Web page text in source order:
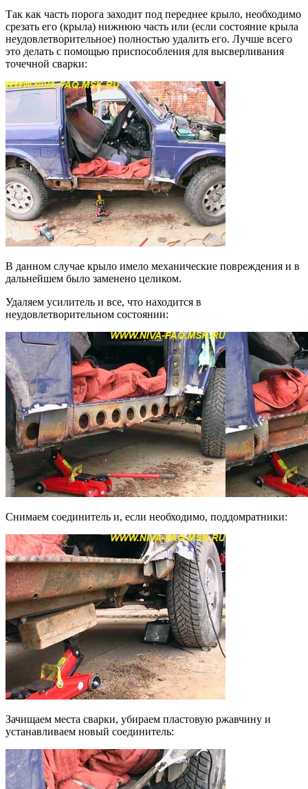
Так как часть порога заходит под переднее крыло, необходимо
срезать его (крыла) нижнюю часть или (если состояние крыла
неудовлетворительное) полностью удалить его. Лучше всего
это делать с помощью приспособления для высверливания
точечной сварки:
В данном случае крыло имело механические повреждения и в
дальнейшем было заменено целиком.
Удаляем усилитель и все, что находится в
неудовлетворительном состоянии:
Снимаем соединитель и, если необходимо, поддомратники:
Зачищаем места сварки, убираем пластовую ржавчину и
устанавливаем новый соединитель: